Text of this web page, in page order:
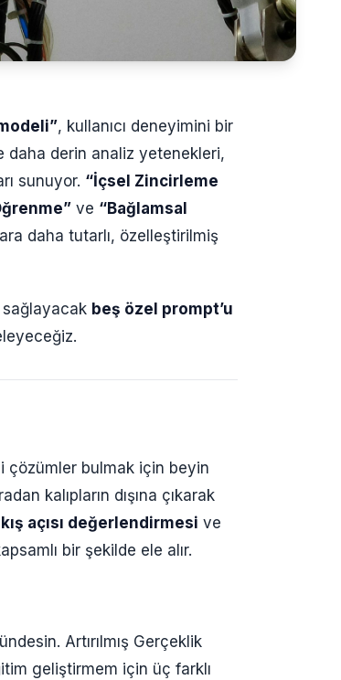
, kullanıcı deneyimini bir
daha derin analiz yetenekleri,
sunuyor. “İçsel Zincirleme
ve “Bağlamsal
daha tutarlı, özelleştirilmiş
sağlayacak beş özel prompt’u
çözümler bulmak için beyin
kalıpların dışına çıkarak
açısı değerlendirmesi ve
bir şekilde ele alır.
Artırılmış Gerçeklik
geliştirmem için üç farklı